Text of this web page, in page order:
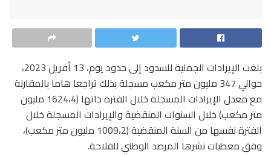
بلغت الإيرادات الجملية للسدود إلى حدود يوم، 13 أفريل 2023،
حوالي 347 مليون متر مكعب مسجلة بذلك تراجعا هاما بالمقارنة
مع معدل الإيرادات المسجلة خلال الفترة ذاتها (1624،4 مليون
متر مكعب) خلال السنوات المنقضية والإيرادات المسجلة خلال
الفترة نفسها من السنة المنقضية (1009،2 مليون متر مكعب)،
وفق معطيات نشرها المرصد الوطني للفلاحة.